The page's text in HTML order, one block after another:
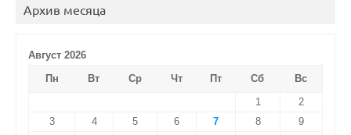
Архив месяца
Август 2026
Пн
Вт Ср Чт Пт Сб
Вс
1
2
3
4 5 6 7 8
9